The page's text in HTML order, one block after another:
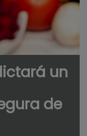
un
de